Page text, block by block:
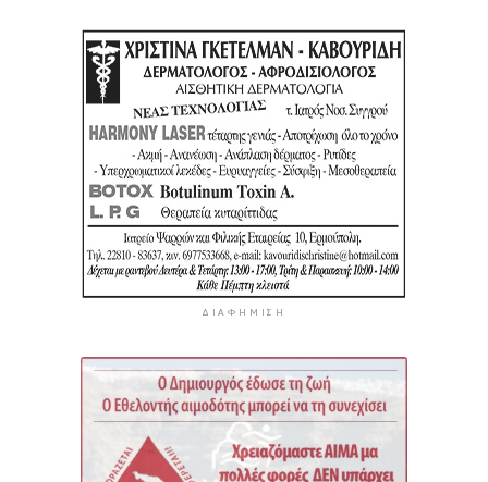
ΔΙΑΦΉΜΙΣΗ